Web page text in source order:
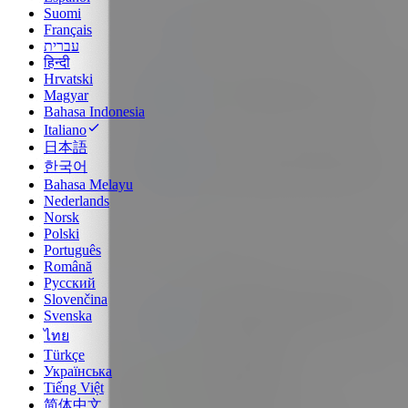
Suomi
Français
עברית
हिन्दी
Hrvatski
Magyar
Bahasa Indonesia
Italiano
日本語
한국어
Bahasa Melayu
Nederlands
Norsk
Polski
Português
Română
Русский
Slovenčina
Svenska
ไทย
Türkçe
Українська
Tiếng Việt
简体中文